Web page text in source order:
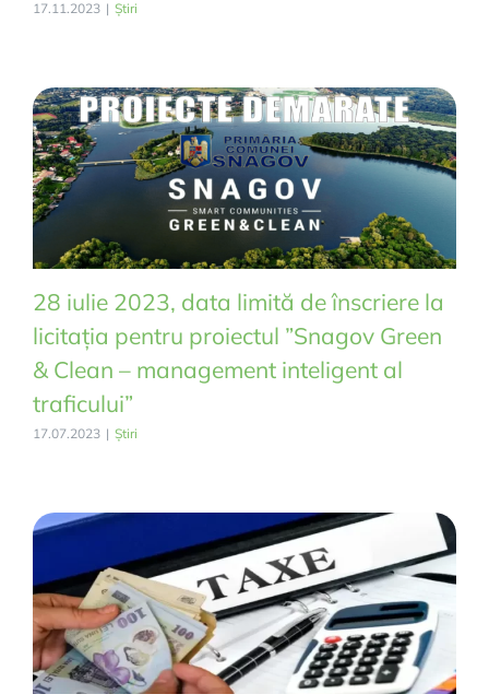
17.11.2023 | Știri
28 iulie 2023, data limită de înscriere la
licitația pentru proiectul ”Snagov Green
& Clean – management inteligent al
traficului”
17.07.2023 | Știri